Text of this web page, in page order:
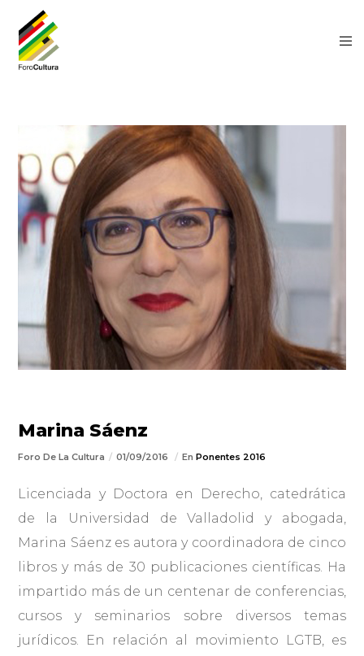
Marina Sáenz
Foro De La Cultura 01/09/2016 EnPonentes 2016
Licenciada y Doctora en Derecho, catedrática
de la Universidad de Valladolid y abogada,
Marina Sáenz es autora y coordinadora de cinco
libros y más de 30 publicaciones científicas. Ha
impartido más de un centenar de conferencias,
cursos y seminarios sobre diversos temas
jurídicos. En relación al movimiento LGTB, es